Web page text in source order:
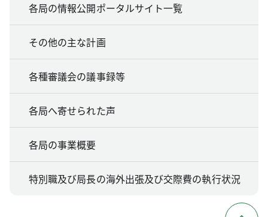
各局の情報公開ポータルサイト一覧
その他の主な計画
各種審議会の議事録等
各局へ寄せられた声
各局の事業概要
特別職及び局長の海外出張及び交際費の執行状況